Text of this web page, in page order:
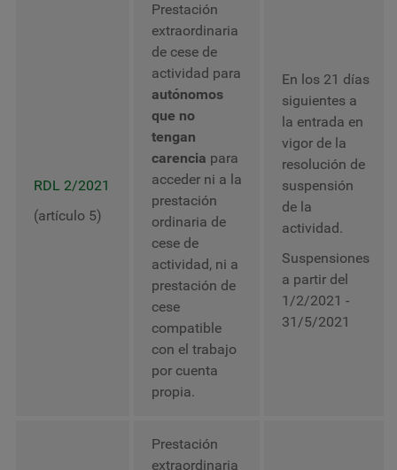
RDL 2/2021
(artículo 5)
Prestación
extraordinaria
de cese de
actividad para
autónomos
que no
tengan
carencia para
acceder ni a la
prestación
ordinaria de
cese de
actividad, ni a
prestación de
cese
compatible
con el trabajo
por cuenta
propia.
En los 21 días
siguientes a
la entrada en
vigor de la
resolución de
suspensión
de la
actividad.
Suspensiones
a partir del
1/2/2021 -
31/5/2021
Prestación
extraordinaria